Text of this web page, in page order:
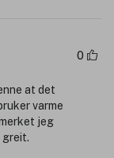
0
at det
varme
jeg
greit.